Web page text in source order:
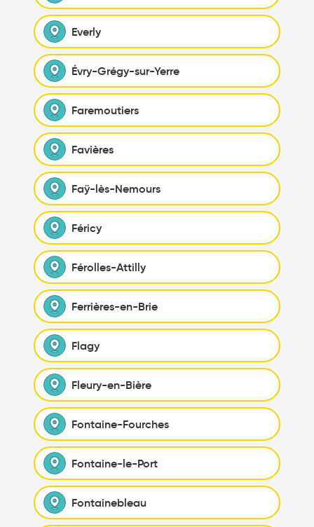
Everly
Évry-Grégy-sur-Yerre
Faremoutiers
Favières
Faÿ-lès-Nemours
Féricy
Férolles-Attilly
Ferrières-en-Brie
Flagy
Fleury-en-Bière
Fontaine-Fourches
Fontaine-le-Port
Fontainebleau